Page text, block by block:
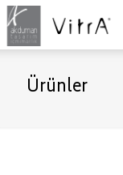
Ürünler